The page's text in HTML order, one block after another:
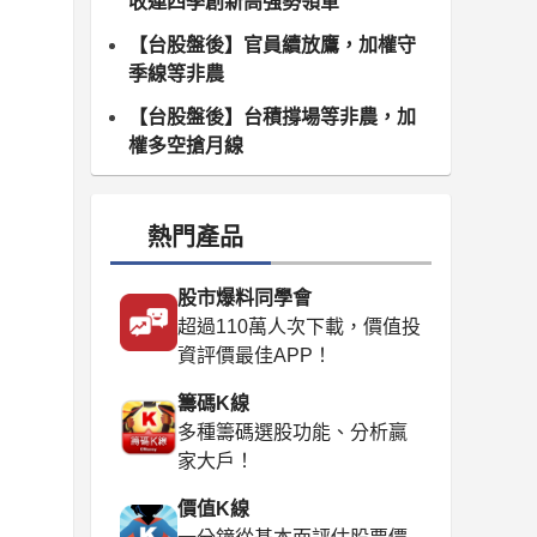
【台股盤後】官員續放鷹，加權守
季線等非農
【台股盤後】台積撐場等非農，加
權多空搶月線
熱門產品
股市爆料同學會
超過110萬人次下載，價值投
資評價最佳APP！
籌碼K線
多種籌碼選股功能、分析贏
家大戶！
價值K線